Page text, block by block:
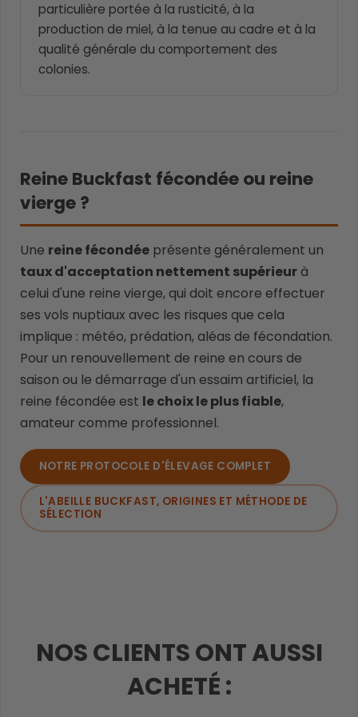
particulière portée à la rusticité, à la
production de miel, à la tenue au cadre et à la
qualité générale du comportement des
colonies.
Reine Buckfast fécondée ou reine
vierge ?
Une reine fécondée présente généralement un
taux d'acceptation nettement supérieurà
celui d'une reine vierge, qui doit encore effectuer
ses vols nuptiaux avec les risques que cela
implique : météo, prédation, aléas de fécondation.
Pour un renouvellement de reine en cours de
saison ou le démarrage d'un essaim artificiel, la
reine fécondée est le choix le plus fiable,
amateur comme professionnel.
NOTRE PROTOCOLE D'ÉLEVAGE COMPLET
L'ABEILLE BUCKFAST, ORIGINES ET MÉTHODE DE
SÉLECTION
NOS CLIENTS ONT AUSSI
ACHETÉ :